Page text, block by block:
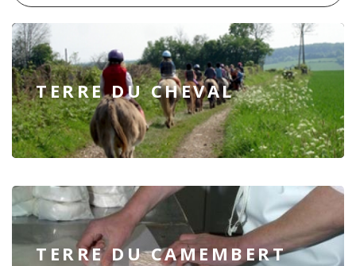
TERRE DU CHEVAL
TERRE DU CAMEMBERT